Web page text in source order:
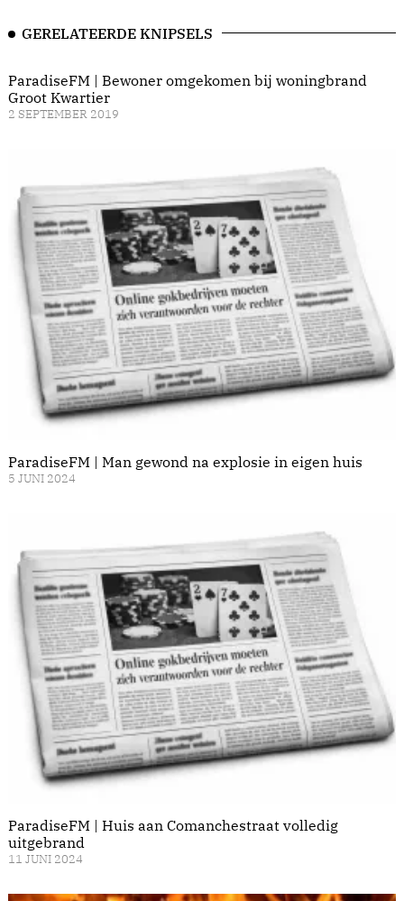
GERELATEERDE KNIPSELS
ParadiseFM | Bewoner omgekomen bij woningbrand
Groot Kwartier
2 SEPTEMBER 2019
ParadiseFM | Man gewond na explosie in eigen huis
5 JUNI 2024
ParadiseFM | Huis aan Comanchestraat volledig
uitgebrand
11 JUNI 2024